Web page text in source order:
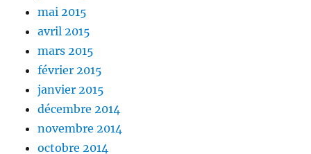
mai 2015
avril 2015
mars 2015
février 2015
janvier 2015
décembre 2014
novembre 2014
octobre 2014